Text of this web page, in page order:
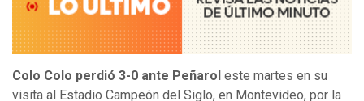
Colo Colo perdió 3-0 ante Peñarol este martes en su
visita al Estadio Campeón del Siglo, en Montevideo, por la